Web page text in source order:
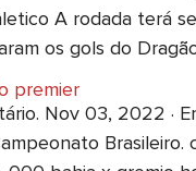
A rodada terá
os gols do
premier
Nov 03, 2022 ·